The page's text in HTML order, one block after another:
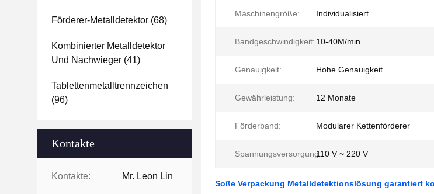
Förderer-Metalldetektor (68)
Kombinierter Metalldetektor
Und Nachwieger (41)
Tablettenmetalltrennzeichen
(96)
Kontakte
Kontakte: Mr. Leon Lin
Maschinengröße: Individualisiert
Bandgeschwindigkeit: 10-40M/min
Genauigkeit: Hohe Genauigkeit
Gewährleistung: 12 Monate
Förderband: Modularer Kettenförderer
Spannungsversorgung:110 V ~ 220 V
Soße Verpackung Metalldetektionslösung garantiert